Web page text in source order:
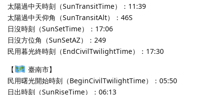
太陽過中天時刻（SunTransitTime）：11:39
太陽過中天仰角（SunTransitAlt）：46S
日沒時刻（SunSetTime）：17:06
日沒方位角（SunSetAZ）：249
民用暮光終時刻（EndCivilTwilightTime）：17:30
【
臺南市】
民用曙光開始時刻（BeginCivilTwilightTime）：05:50
日出時刻（SunRiseTime）：06:13